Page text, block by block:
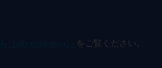
をご覧ください。